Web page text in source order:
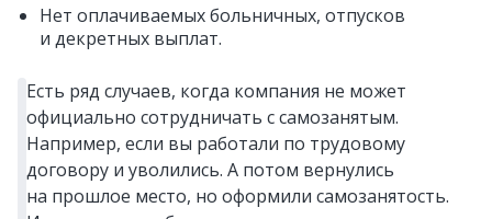
Нет оплачиваемых больничных, отпусков
и декретных выплат.
Есть ряд случаев, когда компания не может
официально сотрудничать с самозанятым.
Например, если вы работали по трудовому
договору и уволились. А потом вернулись
на прошлое место, но оформили самозанятость.